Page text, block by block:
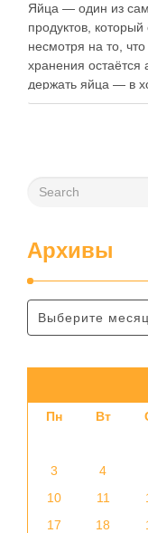
Яйца — один из
продуктов,
несмотря на то,
хранения остаётся
держать яйца — в
зависит от
Архивы
Пн Вт
3
4
10
11
17
18